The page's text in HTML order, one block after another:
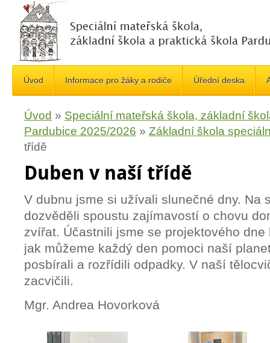
Úvod Informace pro žáky a rodiče Úřední deska
Úvod » Speciální mateřská škola, základní
Pardubice 2025/2026 » Základní škola
třídě
Duben v naší třídě
V dubnu jsme si užívali slunečné dny. Na
dozvěděli spoustu zajímavostí o chovu
zvířat. Účastnili jsme se projektového
jak můžeme každý den pomoci naší
posbírali a rozřídili odpadky. V naší
zacvičili.
Mgr. Andrea Hovorková